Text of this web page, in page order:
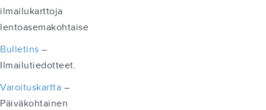
ilmailukarttoja
lentoasemakohtaisesti.
Bulletins –
Ilmailutiedotteet.
Varoituskartta –
Päiväkohtainen